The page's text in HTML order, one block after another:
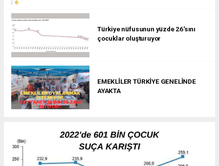
Türkiye nüfusunun yüzde 26'sını
çocuklar oluşturuyor
EMEKLİLER TÜRKİYE GENELİNDE
AYAKTA